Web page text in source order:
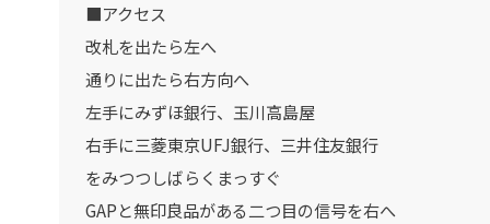
■アクセス
改札を出たら左へ
通りに出たら右方向へ
左手にみずほ銀行、玉川高島屋
右手に三菱東京UFJ銀行、三井住友銀行
をみつつしばらくまっすぐ
GAPと無印良品がある二つ目の信号を右へ